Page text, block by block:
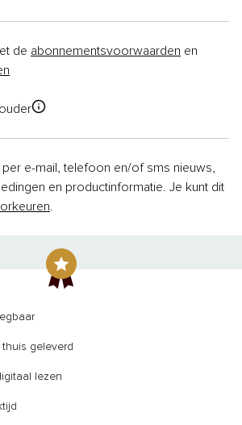
de abonnementsvoorwaarden en
e-mail, telefoon en/of sms nieuws,
en productinformatie. Je kunt dit
geleverd
lezen